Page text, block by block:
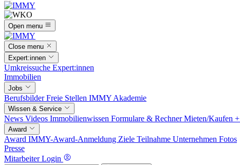
Open menu
Close menu
Expert:innen
Umkreissuche Expert:innen
Immobilien
Jobs
BerufsbilderFreie Stellen IMMY Akademie
Wissen & Service
News Videos Immobilienwissen Formulare & RechnerMieten/Kaufen +
Award
Award IMMY-Award-Anmeldung Ziele Teilnahme Unternehmen Fotos
Presse
Mitarbeiter Login